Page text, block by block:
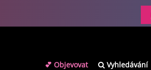
💕 Objevovat Vyhledávání